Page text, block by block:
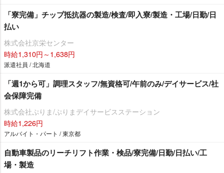
「寮完備」チップ抵抗器の製造/検査/即入寮/製造・工場/日勤/日
払い
株式会社京栄センター
時給1,310円～1,638円
派遣社員 / 北海道
「週1から可」調理スタッフ/無資格可/午前のみ/デイサービス/社
会保障完備
株式会社ぷりま/ぷりまデイサービスステーション
時給1,226円
アルバイト・パート / 東京都
自動車製品のリーチリフト作業・検品/寮完備/日勤/日払い/工
場・製造